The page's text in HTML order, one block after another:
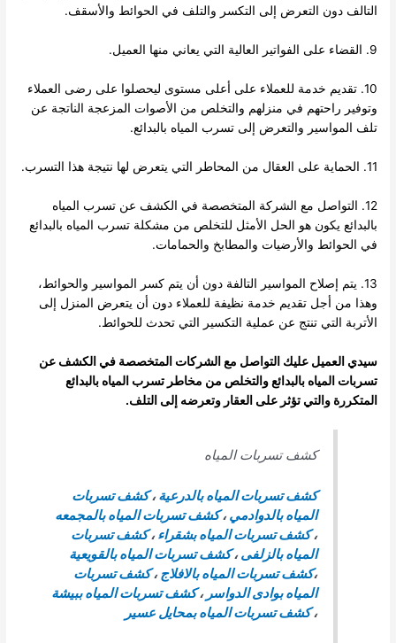
التالف دون التعرض إلى التكسر والتلف في الحوائط والأسقف.
9. القضاء على الفواتير العالية التي يعاني منها العميل.
10. تقديم خدمة للعملاء على أعلى مستوى ليحصلوا على رضى العملاء
وتوفير راحتهم في منزلهم والتخلص من الأصوات المزعجة الناتجة عن
تلف المواسير والتعرض إلى تسرب المياه بالبدائع.
11. الحماية على العقال من المحاطر التي يتعرض لها نتيجة هذا التسرب.
12. التواصل مع الشركة المتخصصة في الكشف عن تسرب المياه
بالبدائع يكون هو الحل الأمثل للتخلص من مشكلة تسرب المياه بالبدائع
في الحوائط والأرضيات والمطابخ والحمامات.
13. يتم إصلاح المواسير التالفة دون أن يتم كسر المواسير والحوائط،
وهذا من أجل تقديم خدمة نظيفة للعملاء دون أن يتعرض المنزل إلى
الأتربة التي تنتج عن عملية التكسير التي تحدث للحوائط.
سيدي العميل عليك التواصل مع الشركات المتخصصة في الكشف عن
تسربات المياه بالبدائع والتخلص من مخاطر تسرب المياه بالبدائع
المتكررة والتي تؤثر على العقار وتعرضه إلى التلف.
كشف تسربات المياه
كشف تسربات المياه بالدرعية،كشف تسربات
المياه بالدوادمي،كشف تسربات المياه بالمجمعه
،كشف تسربات المياه بشقراء،كشف تسربات
المياه بالزلفى،كشف تسربات المياه بالقويعية
،كشف تسربات المياه بالافلاج،كشف تسربات
المياه بوادى الدواسر ،كشف تسربات المياه ببيشة
،كشف تسربات المياه بمحايل عسير